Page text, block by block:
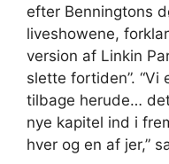
efter Benningtons
liveshowene,
version af Linkin
slette fortiden”.
tilbage herude…
nye kapitel ind i
hver og en af ​​jer,”